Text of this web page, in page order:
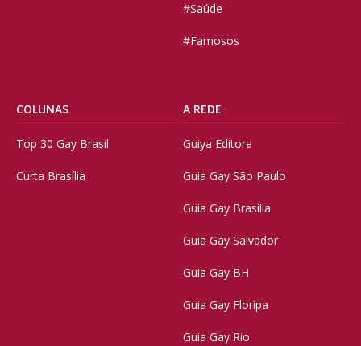
#Saúde
#Famosos
COLUNAS
Top 30 Gay Brasil
Curta Brasília
A REDE
Guiya Editora
Guia Gay São Paulo
Guia Gay Brasilia
Guia Gay Salvador
Guia Gay BH
Guia Gay Floripa
Guia Gay Rio